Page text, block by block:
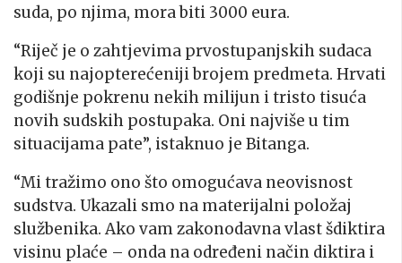
suda, po njima, mora biti 3000 eura.
“Riječ je o zahtjevima prvostupanjskih sudaca
koji su najopterećeniji brojem predmeta. Hrvati
godišnje pokrenu nekih milijun i tristo tisuća
novih sudskih postupaka. Oni najviše u tim
situacijama pate”, istaknuo je Bitanga.
“Mi tražimo ono što omogućava neovisnost
sudstva. Ukazali smo na materijalni položaj
službenika. Ako vam zakonodavna vlast šdiktira
visinu plaće – onda na određeni način diktira i